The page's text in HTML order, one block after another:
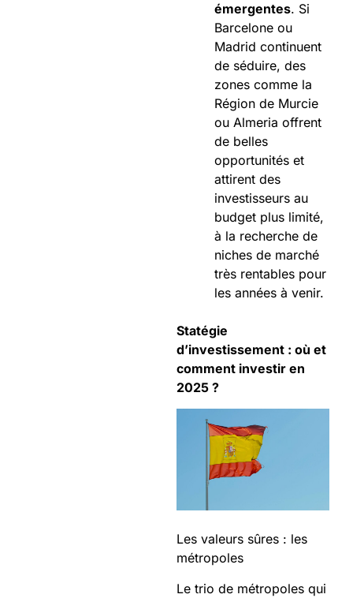
émergentes. Si
Barcelone ou
Madrid continuent
de séduire, des
zones comme la
Région de Murcie
ou Almeria offrent
de belles
opportunités et
attirent des
investisseurs au
budget plus limité,
à la recherche de
niches de marché
très rentables pour
les années à venir.
Statégie
d’investissement : où et
comment investir en
2025 ?
Les valeurs sûres : les
métropoles
Le trio de métropoles qui